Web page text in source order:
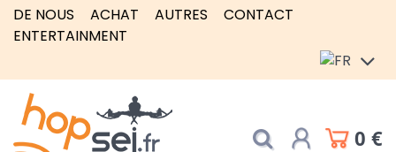
DE NOUS ACHAT AUTRES
CONTACT
ENTERTAINMENT
0 €